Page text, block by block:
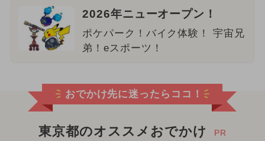
2026年ニューオープン！
ポケパーク！バイク体験！ 宇宙兄
弟！eスポーツ！
おでかけ先に迷ったらココ！
東京都のオススメおでかけ PR